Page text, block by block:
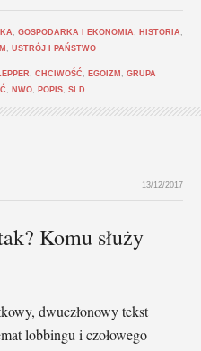
GOSPODARKA I EKONOMIA HISTORIA
USTRÓJ I PAŃSTWO
CHCIWOŚĆ EGOIZM
GRUPA
NWO POPIS SLD
13/12/2017
Komu służy
dwuczłonowy tekst
lobbingu i czołowego